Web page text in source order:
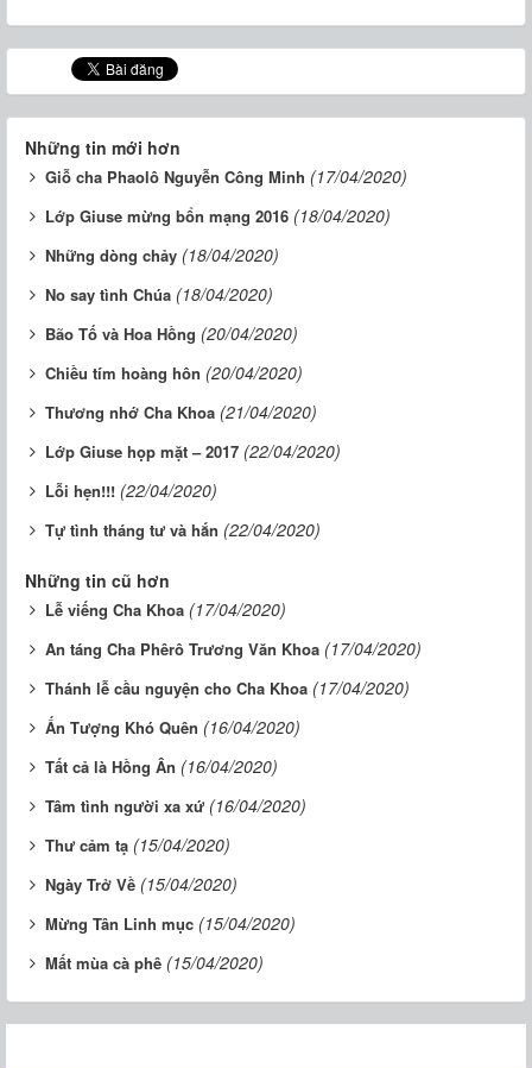
Những tin mới hơn
Giỗ cha Phaolô Nguyễn Công Minh (17/04/2020)
Lớp Giuse mừng bổn mạng 2016 (18/04/2020)
Những dòng chảy (18/04/2020)
No say tình Chúa (18/04/2020)
Bão Tố và Hoa Hồng (20/04/2020)
Chiều tím hoàng hôn (20/04/2020)
Thương nhớ Cha Khoa (21/04/2020)
Lớp Giuse họp mặt – 2017 (22/04/2020)
Lỗi hẹn!!! (22/04/2020)
Tự tình tháng tư và hắn (22/04/2020)
Những tin cũ hơn
Lễ viếng Cha Khoa (17/04/2020)
An táng Cha Phêrô Trương Văn Khoa (17/04/2020)
Thánh lễ cầu nguyện cho Cha Khoa (17/04/2020)
Ấn Tượng Khó Quên (16/04/2020)
Tất cả là Hồng Ân (16/04/2020)
Tâm tình người xa xứ (16/04/2020)
Thư cảm tạ (15/04/2020)
Ngày Trở Về (15/04/2020)
Mừng Tân Linh mục (15/04/2020)
Mất mùa cà phê (15/04/2020)